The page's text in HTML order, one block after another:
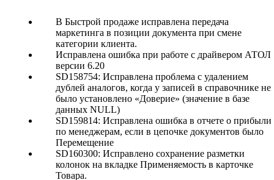
В Быстрой продаже исправлена передача
маркетинга в позиции документа при смене
категории клиента.
Исправлена ошибка при работе с драйвером АТОЛ
версии 6.20
SD158754: Исправлена проблема с удалением
дублей аналогов, когда у записей в справочнике не
было установлено «Доверие» (значение в базе
данных NULL)
SD159814: Исправлена ошибка в отчете о прибыли
по менеджерам, если в цепочке документов было
Перемещение
SD160300: Исправлено сохранение разметки
колонок на вкладке Применяемость в карточке
Товара.